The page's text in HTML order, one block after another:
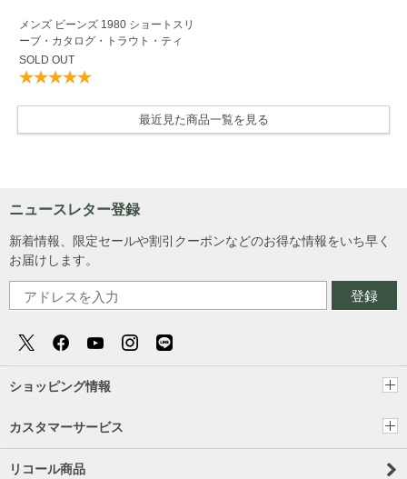
メンズ ビーンズ 1980 ショートスリ
ーブ・カタログ・トラウト・ティ
SOLD OUT
最近見た商品一覧を見る
ニュースレター登録
新着情報、限定セールや割引クーポンなどのお得な情報をいち早く
お届けします。
登録
ショッピング情報
カスタマーサービス
リコール商品